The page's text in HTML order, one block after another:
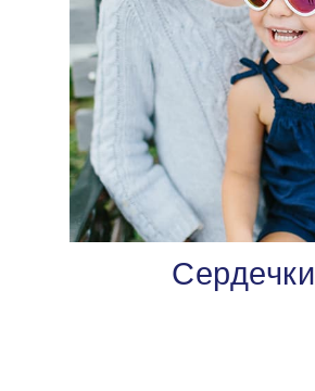
Сердечки